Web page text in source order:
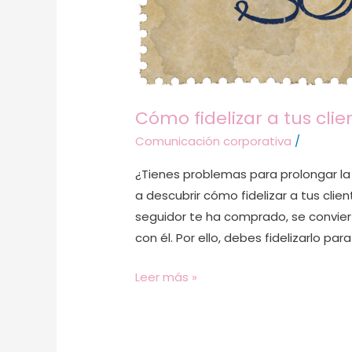
Cómo fidelizar a tus
Comunicación corporativa /
¿Tienes problemas para prolongar
a descubrir cómo fidelizar a tus
seguidor te ha comprado, se
con él. Por ello, debes fidelizarlo
Leer más »